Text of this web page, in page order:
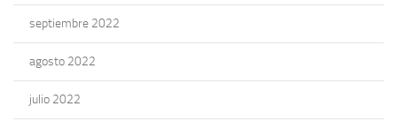
septiembre 2022
agosto 2022
julio 2022